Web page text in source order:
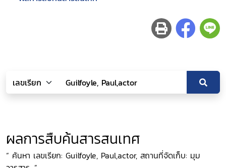
ผลการสืบค้นสารสนเทศ
“ ค้นหา เลขเรียก: Guilfoyle, Paul,actor, สถานที่จัดเก็บ: มุม